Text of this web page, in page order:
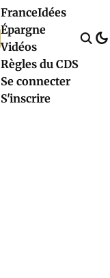
FranceIdées
Épargne
Vidéos
Règles du CDS
Se connecter
S'inscrire